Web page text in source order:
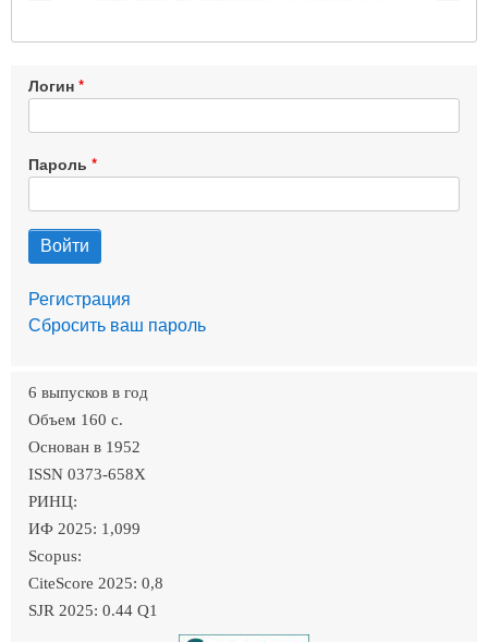
Логин
Пароль
Регистрация
Сбросить ваш пароль
6 выпусков в год
Объем 160 c.
Основан в 1952
ISSN 0373-658X
РИНЦ:
ИФ 2025: 1,099
Scopus:
CiteScore 2025: 0,8
SJR 2025: 0.44 Q1